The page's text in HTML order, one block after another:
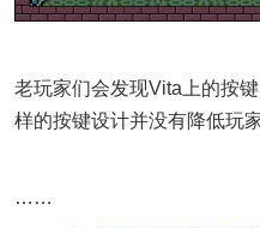
老玩家们会发现Vita上的按
样的按键设计并没有降低玩
……